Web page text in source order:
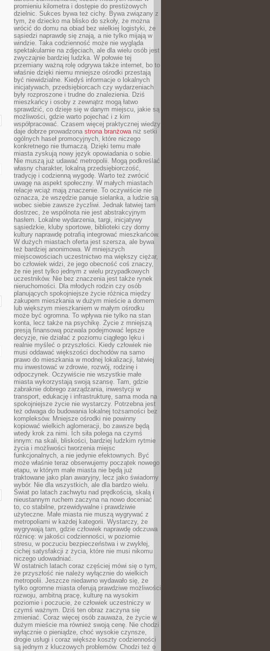
promieniu kilometra i dostępie do prestiżowych
dzielnic. Sukces bywa też cichy. Bywa związany z
tym, że dziecko ma blisko do szkoły, że można
wrócić do domu na obiad bez wielkiej logistyki, że
sąsiedzi naprawdę się znają, a nie tylko mijają w
windzie. Taka codzienność może nie wygląda
spektakularnie na zdjęciach, ale dla wielu osób jest
zwyczajnie bardziej ludzka. W połowie tej
przemiany ważną rolę odgrywa także internet, bo to
właśnie dzięki niemu mniejsze ośrodki przestają
być niewidzialne. Kiedyś informacje o lokalnych
inicjatywach, przedsiębiorcach czy wydarzeniach
były rozproszone i trudne do znalezienia. Dziś
mieszkańcy i osoby z zewnątrz mogą łatwo
sprawdzić, co dzieje się w danym miejscu, jakie są
możliwości, gdzie warto pojechać i z kim
współpracować. Czasem więcej praktycznej wiedzy
daje dobrze prowadzona strona branżowaniż setki
ogólnych haseł promocyjnych, które niczego
konkretnego nie tłumaczą. Dzięki temu małe
miasta zyskują nowy język opowiadania o sobie.
Nie muszą już udawać metropolii. Mogą podkreślać
własny charakter, lokalną przedsiębiorczość,
tradycję i codzienną wygodę. Warto też zwrócić
uwagę na aspekt społeczny. W małych miastach
relacje wciąż mają znaczenie. To oczywiście nie
oznacza, że wszędzie panuje sielanka, a ludzie są
wobec siebie zawsze życzliwi. Jednak łatwiej tam
dostrzec, że wspólnota nie jest abstrakcyjnym
hasłem. Lokalne wydarzenia, targi, inicjatywy
sąsiedzkie, kluby sportowe, biblioteki czy domy
kultury naprawdę potrafią integrować mieszkańców.
W dużych miastach oferta jest szersza, ale bywa
też bardziej anonimowa. W mniejszych
miejscowościach uczestnictwo ma większy ciężar,
bo człowiek widzi, że jego obecność coś znaczy,
że nie jest tylko jednym z wielu przypadkowych
uczestników. Nie bez znaczenia jest także rynek
nieruchomości. Dla młodych rodzin czy osób
planujących spokojniejsze życie różnica między
zakupem mieszkania w dużym mieście a domem
lub większym mieszkaniem w małym ośrodku
może być ogromna. To wpływa nie tylko na stan
konta, lecz także na psychikę. Życie z mniejszą
presją finansową pozwala podejmować lepsze
decyzje, nie działać z poziomu ciągłego lęku i
realnie myśleć o przyszłości. Kiedy człowiek nie
musi oddawać większości dochodów na samo
prawo do mieszkania w modnej lokalizacji, łatwiej
mu inwestować w zdrowie, rozwój, rodzinę i
odpoczynek. Oczywiście nie wszystkie małe
miasta wykorzystają swoją szansę. Tam, gdzie
zabraknie dobrego zarządzania, inwestycji w
transport, edukację i infrastrukturę, sama moda na
spokojniejsze życie nie wystarczy. Potrzebna jest
też odwaga do budowania lokalnej tożsamości bez
kompleksów. Mniejsze ośrodki nie powinny
kopiować wielkich aglomeracji, bo zawsze będą
wtedy krok za nimi. Ich siła polega na czymś
innym: na skali, bliskości, bardziej ludzkim rytmie
życia i możliwości tworzenia miejsc
funkcjonalnych, a nie jedynie efektownych. Być
może właśnie teraz obserwujemy początek nowego
etapu, w którym małe miasta nie będą już
traktowane jako plan awaryjny, lecz jako świadomy
wybór. Nie dla wszystkich, ale dla bardzo wielu.
Świat po latach zachwytu nad prędkością, skalą i
nieustannym ruchem zaczyna na nowo doceniać
to, co stabilne, przewidywalne i prawdziwie
użyteczne. Małe miasta nie muszą wygrywać z
metropoliami w każdej kategorii. Wystarczy, że
wygrywają tam, gdzie człowiek naprawdę odczuwa
różnicę: w jakości codzienności, w poziomie
stresu, w poczuciu bezpieczeństwa i w zwykłej,
cichej satysfakcji z życia, które nie musi nikomu
niczego udowadniać.
W ostatnich latach coraz częściej mówi się o tym,
że przyszłość nie należy wyłącznie do wielkich
metropolii. Jeszcze niedawno wydawało się, że
tylko ogromne miasta oferują prawdziwe możliwości
rozwoju, ambitną pracę, kulturę na wysokim
poziomie i poczucie, że człowiek uczestniczy w
czymś ważnym. Dziś ten obraz zaczyna się
zmieniać. Coraz więcej osób zauważa, że życie w
dużym mieście ma również swoją cenę. Nie chodzi
wyłącznie o pieniądze, choć wysokie czynsze,
drogie usługi i coraz większe koszty codzienności
są jednym z kluczowych problemów. Chodzi też o